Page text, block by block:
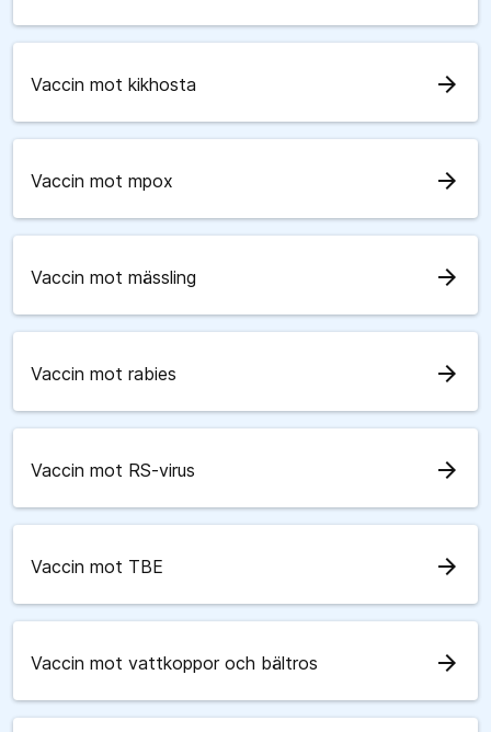
Vaccin mot kikhosta arrow_forward
Vaccin mot mpox arrow_forward
Vaccin mot mässling arrow_forward
Vaccin mot rabies arrow_forward
Vaccin mot RS-virus arrow_forward
Vaccin mot TBE arrow_forward
Vaccin mot vattkoppor och bältros arrow_forward